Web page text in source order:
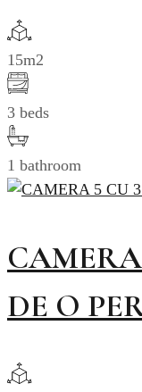
15m2
3 beds
1 bathroom
DE O